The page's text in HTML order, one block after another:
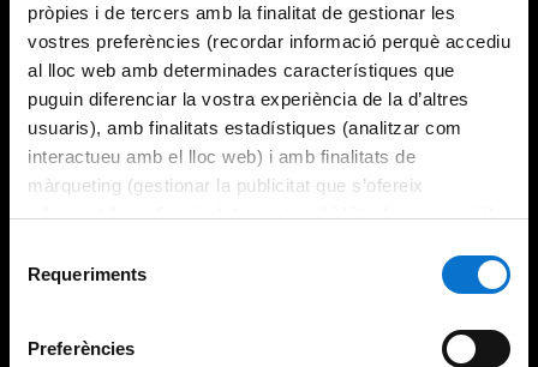
pròpies i de tercers amb la finalitat de gestionar les
vostres preferències (recordar informació perquè accediu
al lloc web amb determinades característiques que
puguin diferenciar la vostra experiència de la d’altres
usuaris), amb finalitats estadístiques (analitzar com
interactueu amb el lloc web) i amb finalitats de
màrqueting (gestionar la publicitat que s’ofereix
adequant-la en funció dels vostres hàbits de navegació).
consultar laPolítica de galetes del lloc web de la
Requeriments
Preferències